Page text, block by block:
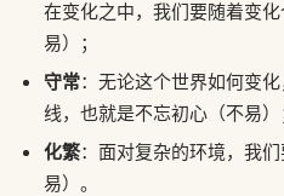
在变化之中，我们要随着变
易）；
守常：无论这个世界如何变
线，也就是不忘初心（不易）
化繁：面对复杂的环境，我
易）。